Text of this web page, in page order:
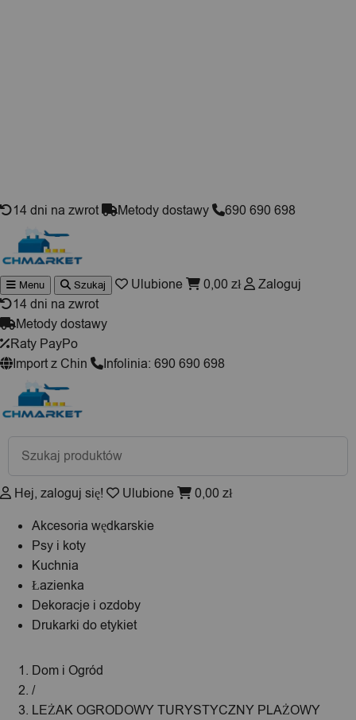
14 dni na zwrot Metody dostawy 690 690 698
Wyszukiwarka
produktów
Menu Szukaj Ulubione 0,00 zł
Zaloguj
14 dni na zwrot
Metody dostawy
Raty PayPo
Import z Chin
Infolinia: 690 690 698
Wyszukiwarka
produktów
Hej, zaloguj się! Ulubione 0,00 zł
Akcesoria wędkarskie
Psy i koty
Kuchnia
Łazienka
Dekoracje i ozdoby
Drukarki do etykiet
Dom i Ogród
/
LEŻAK OGRODOWY TURYSTYCZNY PLAŻOWY